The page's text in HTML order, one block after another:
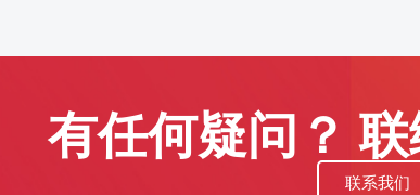
有任何疑问？ 联
联系我们